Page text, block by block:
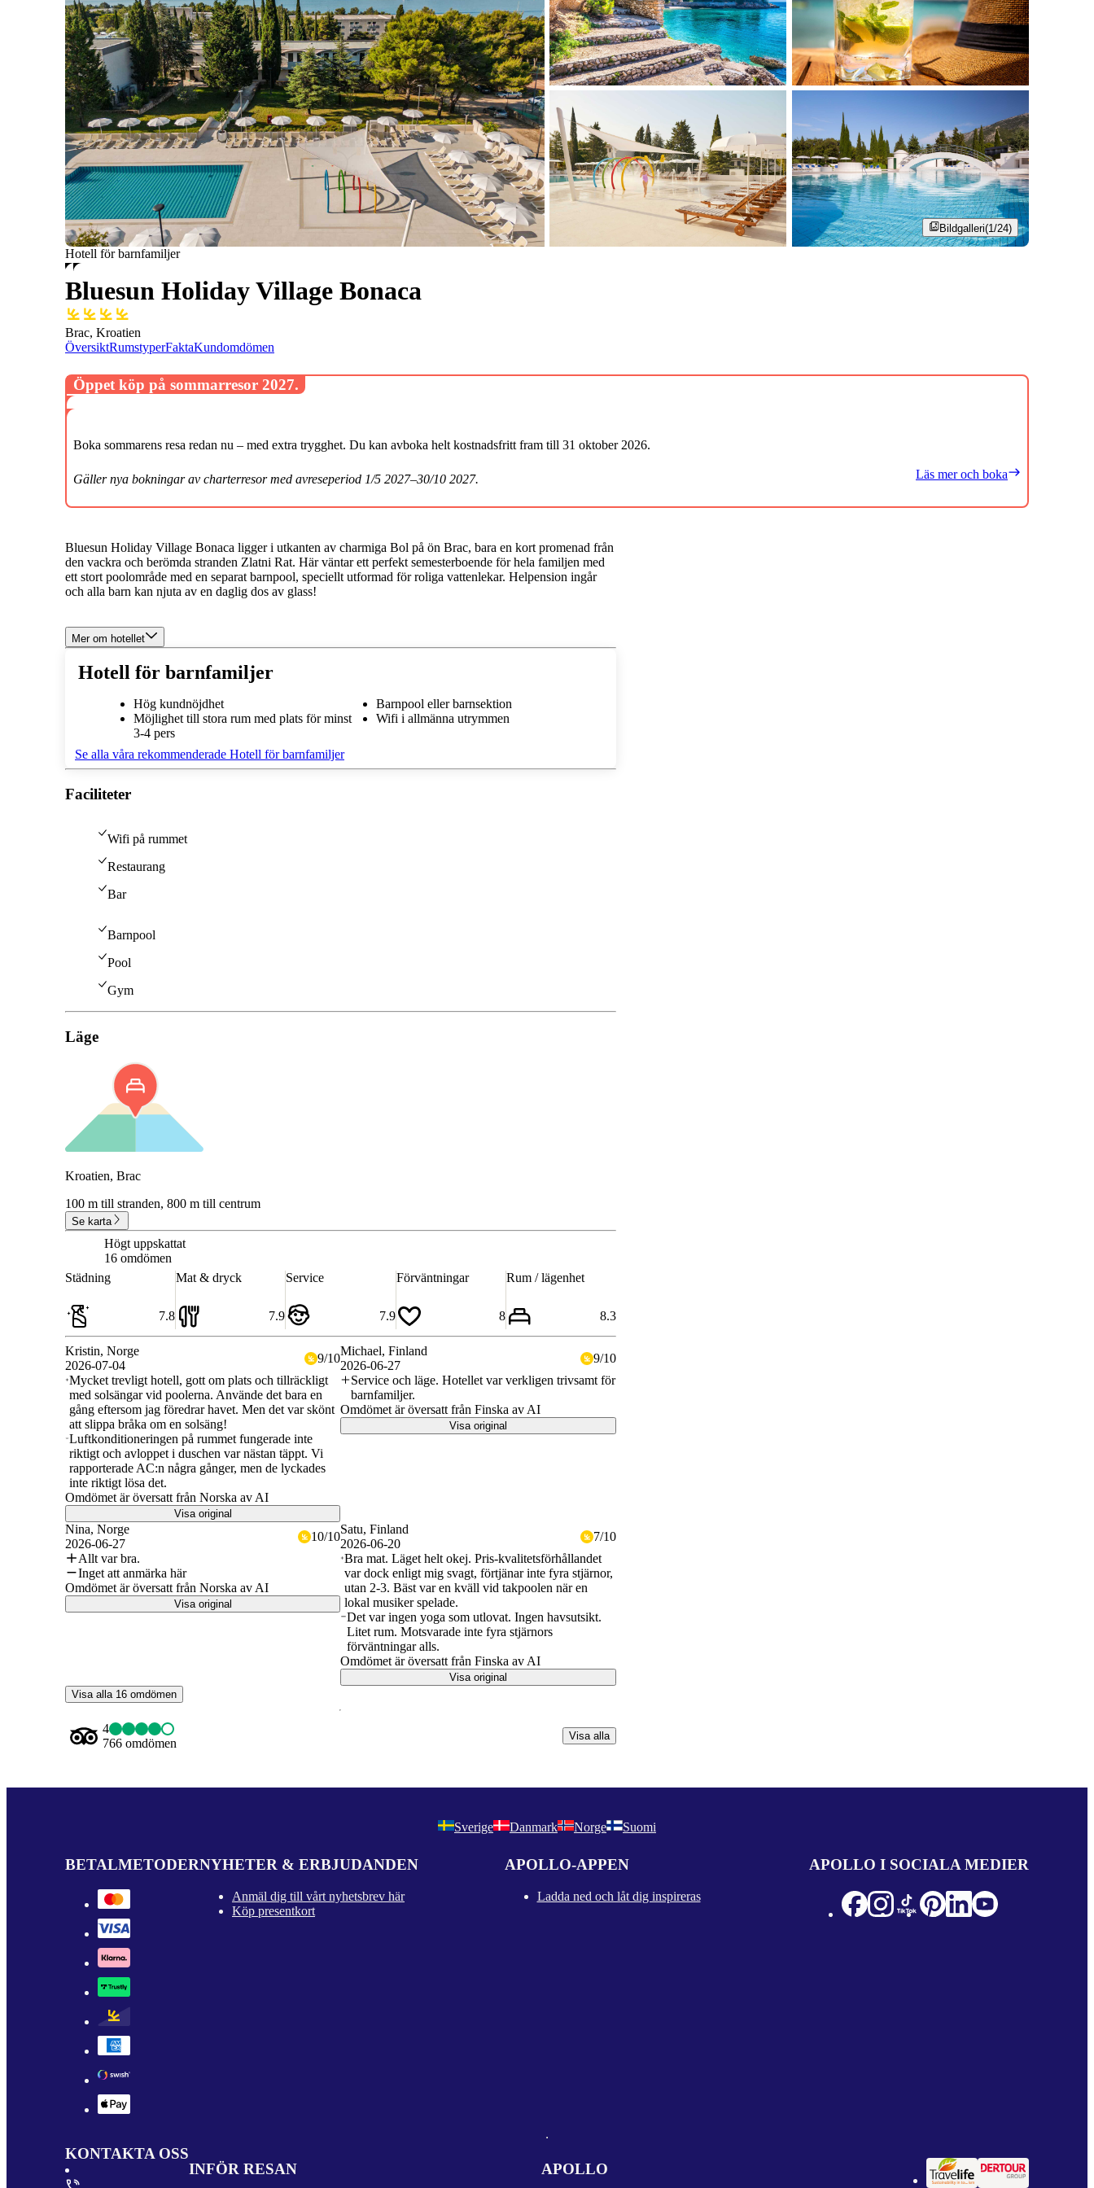
Bildgalleri(1/24)
Hotell för barnfamiljer
Bluesun Holiday Village Bonaca
Brac, Kroatien
ÖversiktRumstyperFaktaKundomdömen
Bluesun Holiday Village Bonaca ligger i utkanten av charmiga Bol på ön Brac, bara en kort promenad från
den vackra och berömda stranden Zlatni Rat. Här väntar ett perfekt semesterboende för hela familjen med
ett stort poolområde med en separat barnpool, speciellt utformad för roliga vattenlekar. Helpension ingår
och alla barn kan njuta av en daglig dos av glass!
Mer om hotellet
Hotell för barnfamiljer
Hög kundnöjdhet
Möjlighet till stora rum med plats för minst
3-4 pers
Barnpool eller barnsektion
Wifi i allmänna utrymmen
Se alla våra rekommenderade Hotell för barnfamiljer
Faciliteter
Wifi på rummet
Restaurang
Bar
Barnpool
Pool
Gym
Läge
Kroatien, Brac
100 m till stranden, 800 m till centrum
Se karta
Högt uppskattat
16 omdömen
Städning
7.8
Mat & dryck
7.9
Service
7.9
Förväntningar
8
Rum / lägenhet
8.3
Kristin, Norge
2026-07-04
9/10
Mycket trevligt hotell, gott om plats och tillräckligt
med solsängar vid poolerna. Använde det bara en
gång eftersom jag föredrar havet. Men det var skönt
att slippa bråka om en solsäng!
Luftkonditioneringen på rummet fungerade inte
riktigt och avloppet i duschen var nästan täppt. Vi
rapporterade AC:n några gånger, men de lyckades
inte riktigt lösa det.
Omdömet är översatt från Norska av AI
Visa original
Michael, Finland
2026-06-27
9/10
Service och läge. Hotellet var verkligen trivsamt för
barnfamiljer.
Omdömet är översatt från Finska av AI
Visa original
Nina, Norge
2026-06-27
10/10
Allt var bra.
Inget att anmärka här
Omdömet är översatt från Norska av AI
Visa original
Satu, Finland
2026-06-20
7/10
Bra mat. Läget helt okej. Pris-kvalitetsförhållandet
var dock enligt mig svagt, förtjänar inte fyra stjärnor,
utan 2-3. Bäst var en kväll vid takpoolen när en
lokal musiker spelade.
Det var ingen yoga som utlovat. Ingen havsutsikt.
Litet rum. Motsvarade inte fyra stjärnors
förväntningar alls.
Omdömet är översatt från Finska av AI
Visa original
Visa alla 16 omdömen
4
766 omdömen
Visa alla
Öppet köp på sommarresor 2027.
Boka sommarens resa redan nu – med extra trygghet. Du kan avboka helt kostnadsfritt fram till 31 oktober 2026.
Gäller nya bokningar av charterresor med avreseperiod 1/5 2027–30/10 2027. Läs mer och boka
Sverige Danmark Norge Suomi
BETALMETODERNYHETER & ERBJUDANDEN
Anmäl dig till vårt nyhetsbrev här
Köp presentkort
APOLLO-APPEN
Ladda ned och låt dig inspireras
APOLLO I SOCIALA MEDIER
KONTAKTA OSS
INFÖR RESAN
APOLLO